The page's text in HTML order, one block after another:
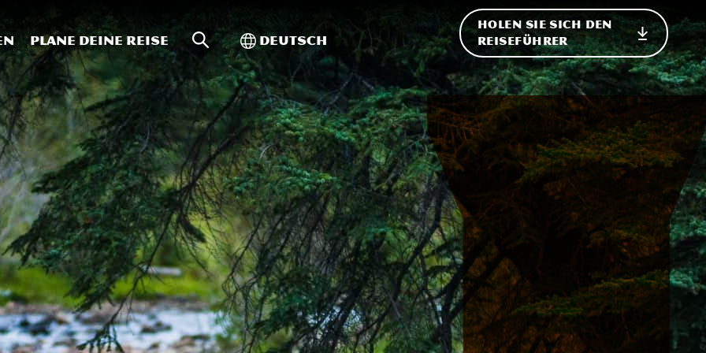
Plane deine Reise Website-Suche
Toggle International
Deutsch
HOLEN SIE SICH DEN
REISEFÜHRER